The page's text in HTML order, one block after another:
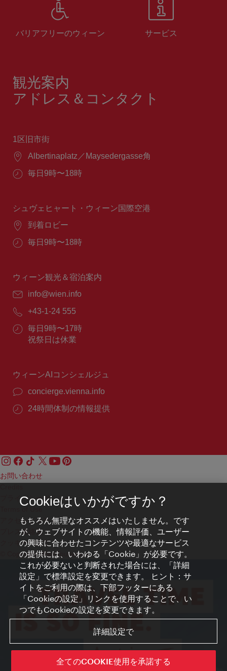
バリアフリーのウィーン サービス
観光案内
アドレス＆コンタクト
1区旧市街
場
Albertinaplatz／Maysedergasse角
営
間：
毎日9時〜18時
シュヴェヒャート・ウィーン国際空港
場
到着ロビー
営
間：
毎日9時〜18時
ウィーン観光＆宿泊案内
E
ー
ル：
info@wien.info
電
番
号：
+43-1-24 555
営
業
毎日9時〜17時
祝祭日は休業
ウィーンAIコンシェルジュ
concierge.vienna.info
24時間体制の情報提供
お問い合わせ
プライバシーポリシー
アクセシビリティ
プレス連絡先
クッキーの設定
© Copyright WienTourismus
Cookieはいかがですか？
もちろん無理なオススメはいたしません。です
が、ウェブサイトの機能、情報評価、ユーザー
の興味に合わせたコンテンツや最適なサービス
の提供には、いわゆる「Cookie」が必要です。
これが必要ないと判断された場合には、「詳細
設定」で標準設定を変更できます。 ヒント：サ
イトをご利用の際は、下部フッターにある
「Cookieの設定」リンクを使用することで、い
つでもCookieの設定を変更できます。
詳細設定で
全てのCOOKIE使用を承諾する